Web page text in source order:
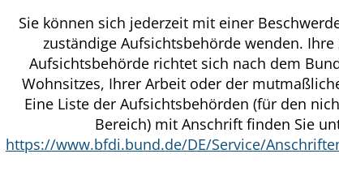
Sie können sich jederzeit mit einer
zuständige Aufsichtsbehörde wenden. Ihre
Aufsichtsbehörde richtet sich nach dem
Wohnsitzes, Ihrer Arbeit oder der
Eine Liste der Aufsichtsbehörden (für den
Bereich) mit Anschrift finden Sie
https://www.bfdi.bund.de/DE/Service/